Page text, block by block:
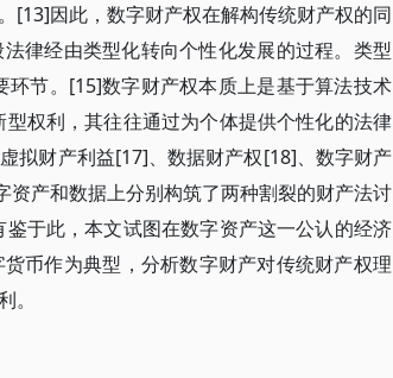
[13]因此，数字财产权在解构传统财产权的同
律经由类型化转向个性化发展的过程。类型
节。[15]数字财产权本质上是基于算法技术
权利，其往往通过为个体提供个性化的法律
拟财产利益[17]、数据财产权[18]、数字财产
产和数据上分别构筑了两种割裂的财产法讨
于此，本文试图在数字资产这一公认的经济
币作为典型，分析数字财产对传统财产权理